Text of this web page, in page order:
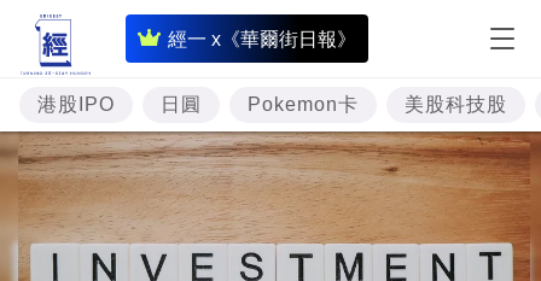
經一 x《華爾街日報》
即
時
財
經
專
題
投
港股IPO 日圓 Pokemon卡 美股科技股